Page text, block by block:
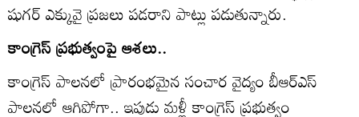
షుగర్‌ ఎక్కువై ప్రజలు పడరాని పాట్లు పడుతున్నారు.
కాంగ్రెస్‌ ప్రభుత్వంపై ఆశలు..
కాంగ్రెస్‌ పాలనలో ప్రారంభమైన సంచార వైద్యం బీఆర్‌ఎస్‌
పాలనలో ఆగిపోగా.. ఇపుడు మళ్లీ కాంగ్రెస్‌ ప్రభుత్వం